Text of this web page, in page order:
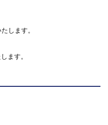
します。
ます。